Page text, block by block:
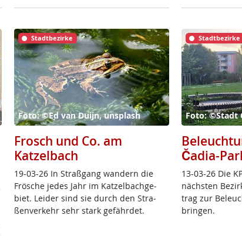
Stadtbezirke
Foto: ©Ed van Duijn, unsplash
Frosch und Co. am
Katzelbach
19-03-26 In Straß­gang wan­dern die
Frö­sche je­des Jahr im Kat­zel­bach­ge­
biet. Lei­der sind sie durch den Stra­
ßen­ver­kehr sehr stark ge­fähr­det.
Stadtbezirke
Foto: ©Stadt
Čadia-
13-03-26 Die
nächs­ten
trag zur
brin­gen.